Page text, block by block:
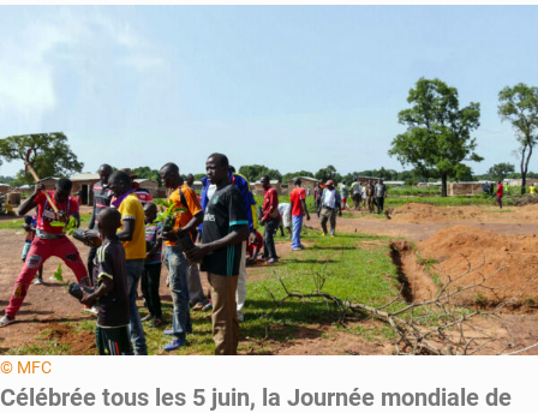
© MFC
Célébrée tous les 5 juin, la Journée mondiale de